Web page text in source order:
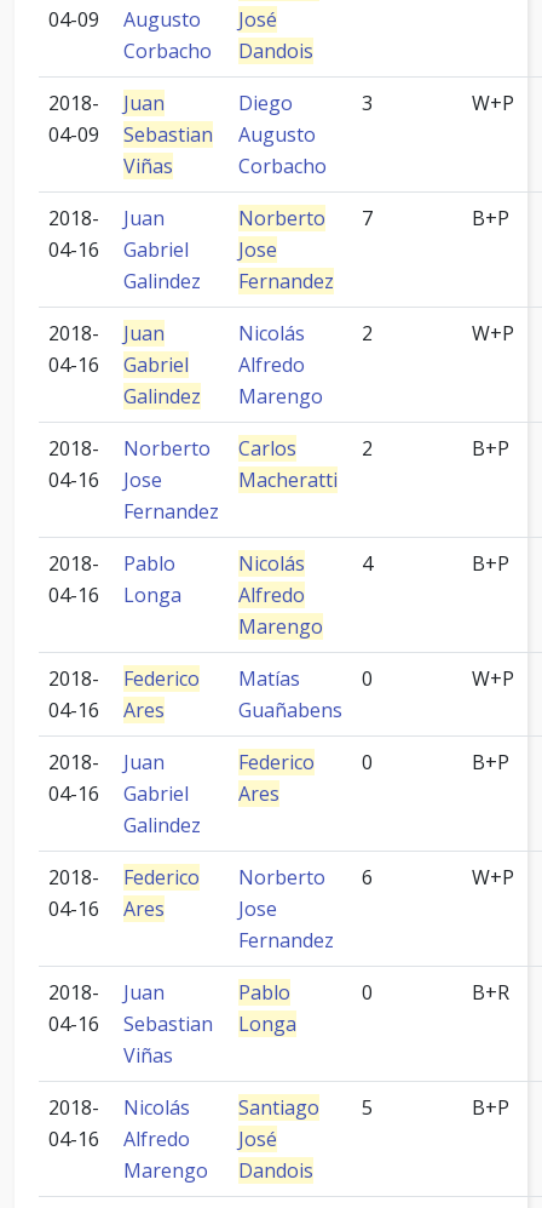
04-09
Augusto
Corbacho
José
Dandois
2018-
04-09
Juan
Sebastian
Viñas
Diego
Augusto
Corbacho
3 W+P
2018-
04-16
Juan
Gabriel
Galindez
Norberto
Jose
Fernandez
7 B+P
2018-
04-16
Juan
Gabriel
Galindez
Nicolás
Alfredo
Marengo
2 W+P
2018-
04-16
Norberto
Jose
Fernandez
Carlos
Macheratti
2 B+P
2018-
04-16
Pablo
Longa
Nicolás
Alfredo
Marengo
4 B+P
2018-
04-16
Federico
Ares
Matías
Guañabens
0 W+P
2018-
04-16
Juan
Gabriel
Galindez
Federico
Ares
0 B+P
2018-
04-16
Federico
Ares
Norberto
Jose
Fernandez
6 W+P
2018-
04-16
Juan
Sebastian
Viñas
Pablo
Longa
0 B+R
2018-
04-16
Nicolás
Alfredo
Marengo
Santiago
José
Dandois
5 B+P